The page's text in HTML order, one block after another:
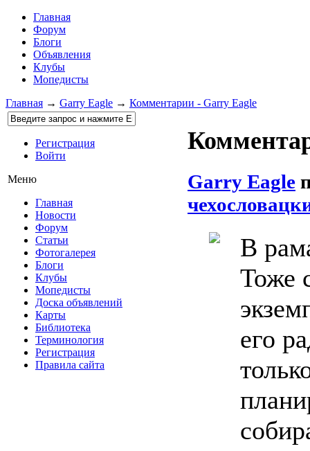
Главная
Форум
Блоги
Объявления
Клубы
Мопедисты
Главная → Garry Eagle → Комментарии - Garry Eagle
Регистрация
Войти
Меню
Главная
Новости
Форум
Статьи
Фотогалерея
Блоги
Клубы
Мопедисты
Доска объявлений
Карты
Библиотека
Терминология
Регистрация
Правила сайта
Garry Eagle
В
Тоже
его